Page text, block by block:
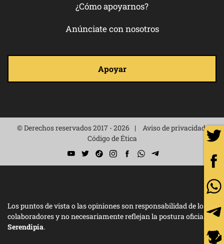
¿Cómo apoyarnos?
Anúnciate con nosotros
Apoyar
© Derechos reservados 2017 - 2026
Aviso de privacidad
Código de Ética
Los puntos de vista o las opiniones son responsabilidad de los
colaboradores y no necesariamente reflejan la postura oficial de
Serendipia.